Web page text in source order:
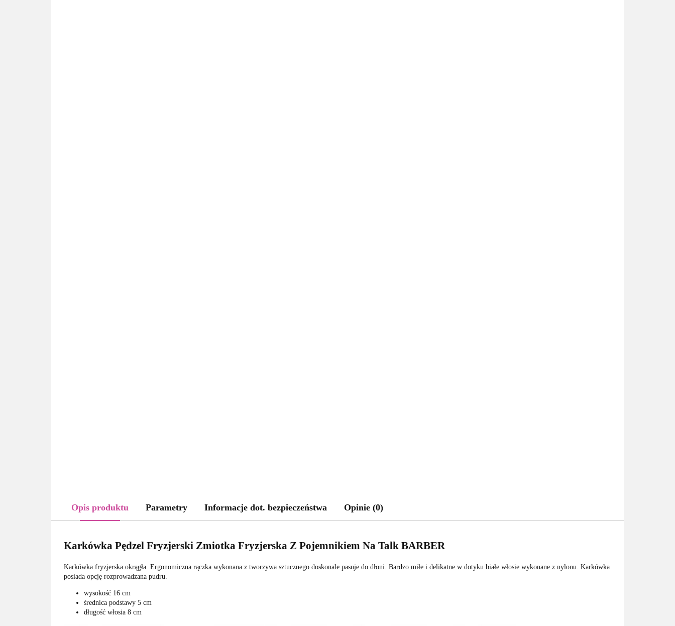
Opis produktu Parametry Informacje dot. bezpieczeństwa Opinie (0)
Karkówka Pędzel Fryzjerski Zmiotka Fryzjerska Z Pojemnikiem Na Talk BARBER
Karkówka fryzjerska okrągła. Ergonomiczna rączka wykonana z tworzywa sztucznego doskonale pasuje do dłoni. Bardzo miłe i delikatne w dotyku białe włosie wykonane z nylonu. Karkówka
posiada opcję rozprowadzana pudru.
wysokość 16 cm
średnica podstawy 5 cm
długość włosia 8 cm